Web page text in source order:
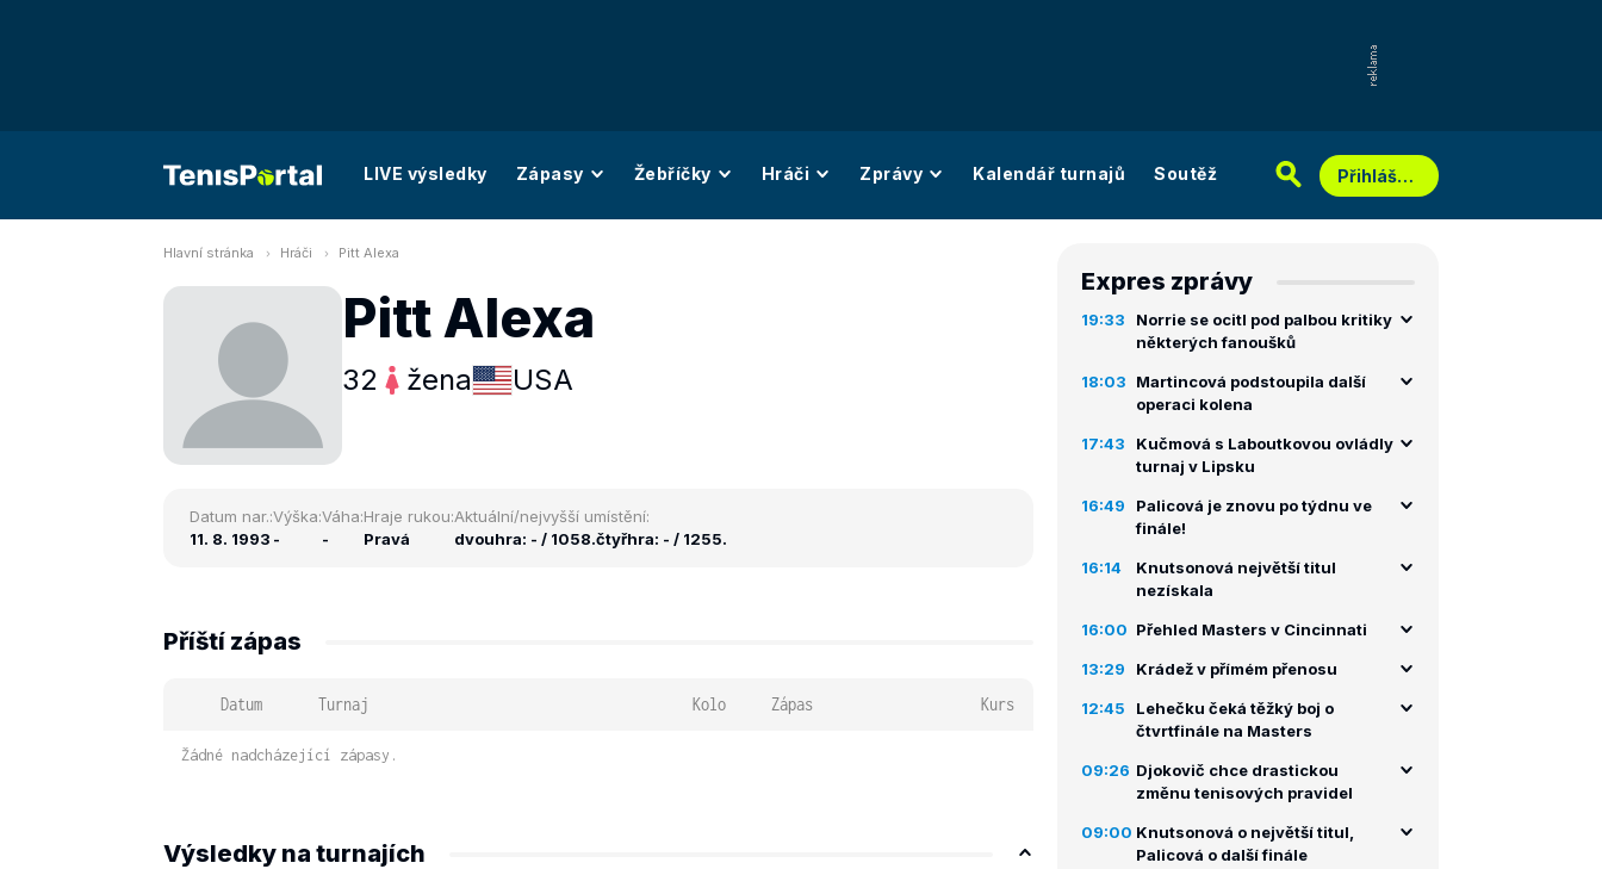
LIVE výsledky Zápasy Žebříčky Hráči Zprávy Kalendář turnajů Soutěž Přihlášení
Hlavní stránka Hráči Pitt Alexa
Pitt Alexa
32 žena USA
Datum nar.:
11. 8. 1993
Výška:
-
Váha:
-
Hraje rukou:
Pravá
Aktuální/nejvyšší umístění:
dvouhra: - / 1058.čtyřhra: - / 1255.
Příští zápas
Datum Turnaj Kolo Zápas Kurs
Žádné nadcházející zápasy.
Výsledky na turnajích
Expres zprávy
19:33
Norrie se ocitl pod palbou kritiky
některých fanoušků
18:03
Martincová podstoupila další
operaci kolena
17:43
Kučmová s Laboutkovou ovládly
turnaj v Lipsku
16:49
Palicová je znovu po týdnu ve
finále!
16:14
Knutsonová největší titul
nezískala
16:00 Přehled Masters v Cincinnati
13:29 Krádež v přímém přenosu
12:45
Lehečku čeká těžký boj o
čtvrtfinále na Masters
09:26 Djokovič chce drastickou
změnu tenisových pravidel
09:00 Knutsonová o největší titul,
Palicová o další finále